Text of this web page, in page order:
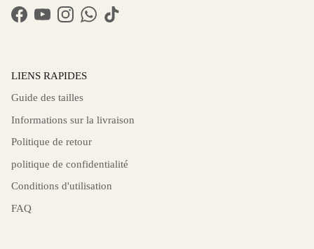
Facebook
YouTubeInstagramWhatsApp
TikTok
LIENS RAPIDES
Guide des tailles
Informations sur la livraison
Politique de retour
politique de confidentialité
Conditions d'utilisation
FAQ